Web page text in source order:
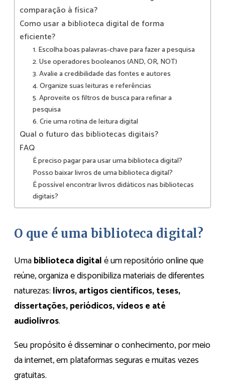
comparação à física?
Como usar a biblioteca digital de forma
eficiente?
1. Escolha boas palavras-chave para fazer a pesquisa
2. Use operadores booleanos (AND, OR, NOT)
3. Avalie a credibilidade das fontes e autores
4. Organize suas leituras e referências
5. Aproveite os filtros de busca para refinar a
pesquisa
6. Crie uma rotina de leitura digital
Qual o futuro das bibliotecas digitais?
FAQ
É preciso pagar para usar uma biblioteca digital?
Posso baixar livros de uma biblioteca digital?
É possível encontrar livros didáticos nas bibliotecas
digitais?
O que é uma biblioteca digital?
Umabiblioteca digitalé um repositório online que
reúne, organiza e disponibiliza materiais de diferentes
naturezas: livros, artigos científicos, teses,
dissertações, periódicos, vídeos e até
audiolivros.
Seu propósito é disseminar o conhecimento, por meio
da internet, em plataformas seguras e muitas vezes
gratuitas.